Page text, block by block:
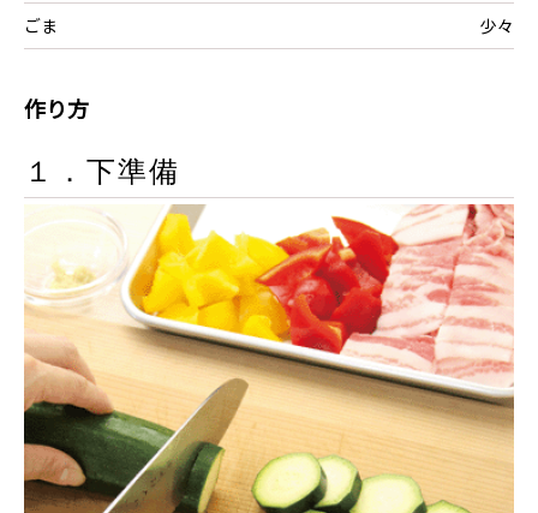
ごま
少々
作り方
１．下準備